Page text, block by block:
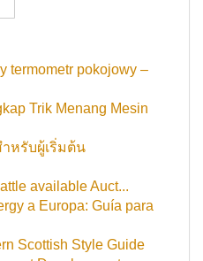
termometr pokojowy –
Trik Menang Mesin
หรับผู้เริ่มต้น
available Auct...
a Europa: Guía para
Scottish Style Guide